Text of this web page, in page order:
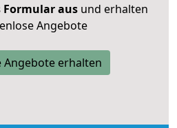
Formular ausund erhalten
Angebote
Angebote erhalten